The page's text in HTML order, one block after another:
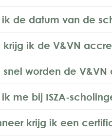
ik de datum van de
krijg ik de V&VN
snel worden de
ik me bij ISZA-
krijg ik een